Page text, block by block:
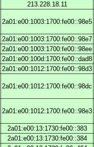
213.228.18.11
2a01:e00:1003:1700:fe00::98e5
2a01:e00:1003:1700:fe00::98e7
2a01:e00:1003:1700:fe00::98ee
2a01:e00:100d:1700:fe00::dad8
2a01:e00:1012:1700:fe00::98d3
2a01:e00:1012:1700:fe00::98dc
2a01:e00:1012:1700:fe00::98e3
2a01:e00:13:1730:fe00::383
2a01:e00:13:1730:fe00::384